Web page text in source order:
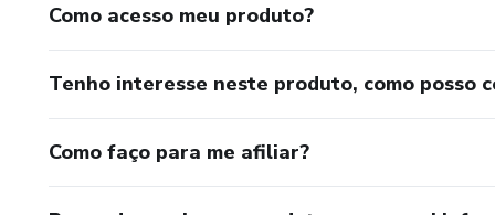
Como acesso meu produto?
Tenho interesse neste produto, como posso
Como faço para me afiliar?